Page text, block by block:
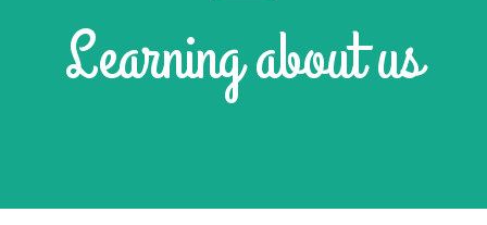
Learning about us